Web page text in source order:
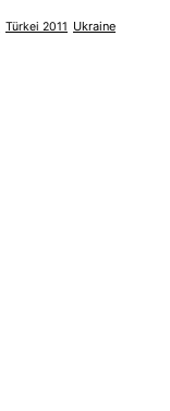
Türkei 2011 Ukraine